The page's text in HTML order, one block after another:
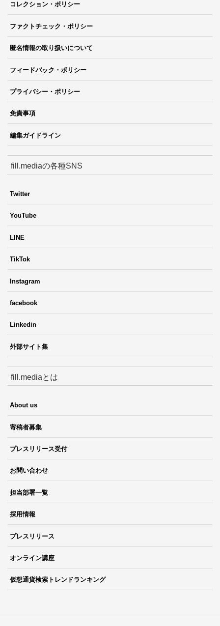
コレクション・ポリシー
ファクトチェック・ポリシー
匿名情報の取り扱いについて
フィードバック・ポリシー
プライバシー・ポリシー
免責事項
編集ガイドライン
fill.mediaの各種SNS
Twitter
YouTube
LINE
TikTok
Instagram
facebook
Linkedin
外部サイト集
fill.mediaとは
About us
寄稿者募集
プレスリリース受付
お問い合わせ
担当部署一覧
採用情報
プレスリリース
オンライン講座
仮想通貨検索トレンドランキング